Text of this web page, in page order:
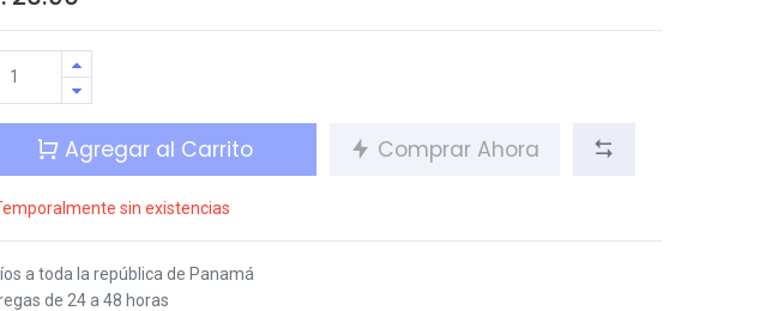
Agregar al Carrito Comprar Ahora
sin existencias
a toda la república de Panamá
de 24 a 48 horas